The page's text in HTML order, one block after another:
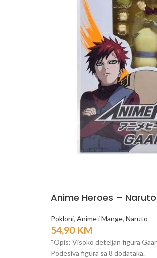
Anime Heroes –
Pokloni, Anime i Mange, Naruto
54,90 KM
“Opis: Visoko deteljan figura
Podesiva figura sa 8 dodataka.